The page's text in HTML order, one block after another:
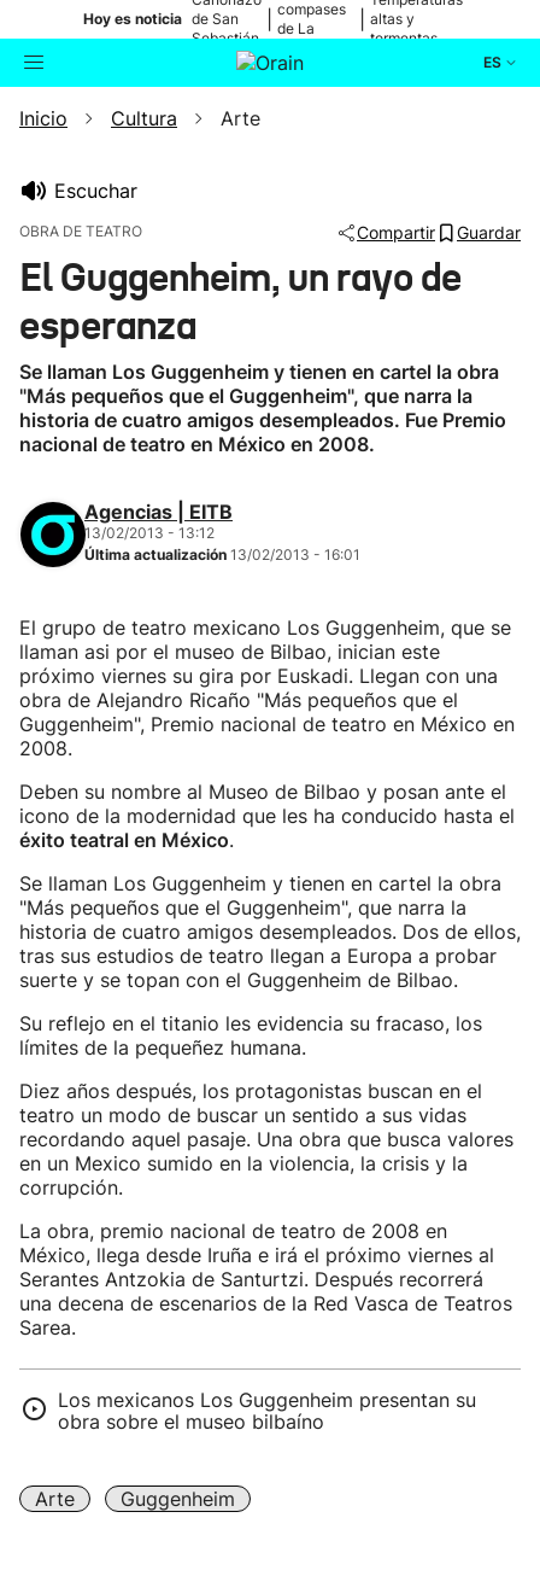
Hoy es noticia de San
Sebastián
compases
de La
altas y
tormentas
ES
Buscador Actualidad
Eguraldia
Inicio Cultura Arte
Escuchar
OBRA DE TEATRO Compartir Guardar
El Guggenheim, un rayo de
esperanza
Se llaman Los Guggenheim y tienen en cartel la obra
"Más pequeños que el Guggenheim", que narra la
historia de cuatro amigos desempleados. Fue Premio
nacional de teatro en México en 2008.
Agencias | EITB
13/02/2013 - 13:12
Última actualización 13/02/2013 - 16:01
El grupo de teatro mexicano Los Guggenheim, que se
llaman asi por el museo de Bilbao, inician este
próximo viernes su gira por Euskadi. Llegan con una
obra de Alejandro Ricaño "Más pequeños que el
Guggenheim", Premio nacional de teatro en México en
2008.
Deben su nombre al Museo de Bilbao y posan ante el
icono de la modernidad que les ha conducido hasta el
éxito teatral en México.
Se llaman Los Guggenheim y tienen en cartel la obra
"Más pequeños que el Guggenheim", que narra la
historia de cuatro amigos desempleados. Dos de ellos,
tras sus estudios de teatro llegan a Europa a probar
suerte y se topan con el Guggenheim de Bilbao.
Su reflejo en el titanio les evidencia su fracaso, los
límites de la pequeñez humana.
Diez años después, los protagonistas buscan en el
teatro un modo de buscar un sentido a sus vidas
recordando aquel pasaje. Una obra que busca valores
en un Mexico sumido en la violencia, la crisis y la
corrupción.
La obra, premio nacional de teatro de 2008 en
México, llega desde Iruña e irá el próximo viernes al
Serantes Antzokia de Santurtzi. Después recorrerá
una decena de escenarios de la Red Vasca de Teatros
Sarea.
Los mexicanos Los Guggenheim presentan su
obra sobre el museo bilbaíno
Arte Guggenheim